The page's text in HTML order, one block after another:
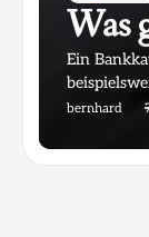
Was
Ein
bernhard